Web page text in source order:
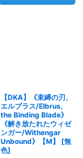
【DKA】《束縛の刃、
エルブラス/Elbrus,
the Binding Blade》
《解き放たれたウィゼ
ンガー/Withengar
Unbound》【M】
[無
色]